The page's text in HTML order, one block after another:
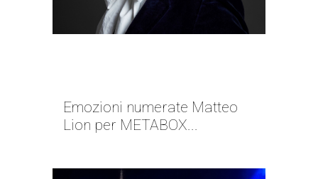
Emozioni numerate Matteo
Lion per METABOX...